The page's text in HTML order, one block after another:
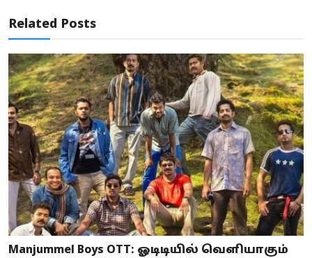
Related Posts
Manjummel Boys OTT: ஓடிடியில் வெளியாகும்